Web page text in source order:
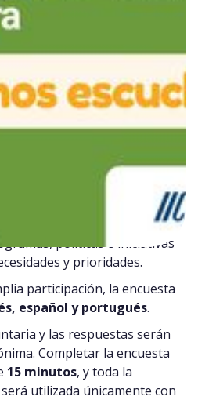
recopilar información
jóvenes participan en sus
su liderazgo en los
esta encuesta está
Latina y el Caribe (ALC).
a una mejor comprensión
y desafíos que
rurales de la región, y
políticas e iniciativas
y prioridades.
participación, la encuesta
español y portugués.
y las respuestas serán
Completar la encuesta
15 minutos, y toda la
utilizada únicamente con